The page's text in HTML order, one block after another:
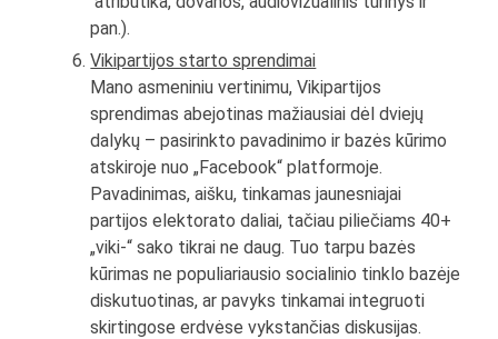
pan.).
Vikipartijos starto sprendimai
Mano asmeniniu vertinimu, Vikipartijos
sprendimas abejotinas mažiausiai dėl dviejų
dalykų – pasirinkto pavadinimo ir bazės kūrimo
atskiroje nuo „Facebook“ platformoje.
Pavadinimas, aišku, tinkamas jaunesniajai
partijos elektorato daliai, tačiau piliečiams 40+
„viki-“ sako tikrai ne daug. Tuo tarpu bazės
kūrimas ne populiariausio socialinio tinklo bazėje
diskutuotinas, ar pavyks tinkamai integruoti
skirtingose erdvėse vykstančias diskusijas.